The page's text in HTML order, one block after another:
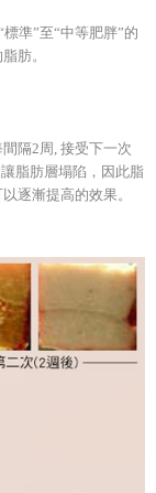
準”至“中等肥胖”的
肪。
隔2周, 接受下一次
脂肪層塌陷，因此脂
逐漸提高的效果。